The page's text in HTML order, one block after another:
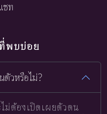
ชท
พบบ่อย
ตัวหรือไม่?
ไม่ต้องเปิดเผยตัวตน